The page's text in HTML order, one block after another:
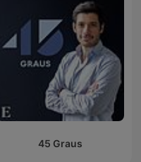
45 Graus